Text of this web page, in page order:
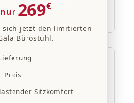
nur 269€
sich jetzt den limitierten
Bürostuhl.
Preis
Sitzkomfort
Regulärer Preis:
ab609,00 €